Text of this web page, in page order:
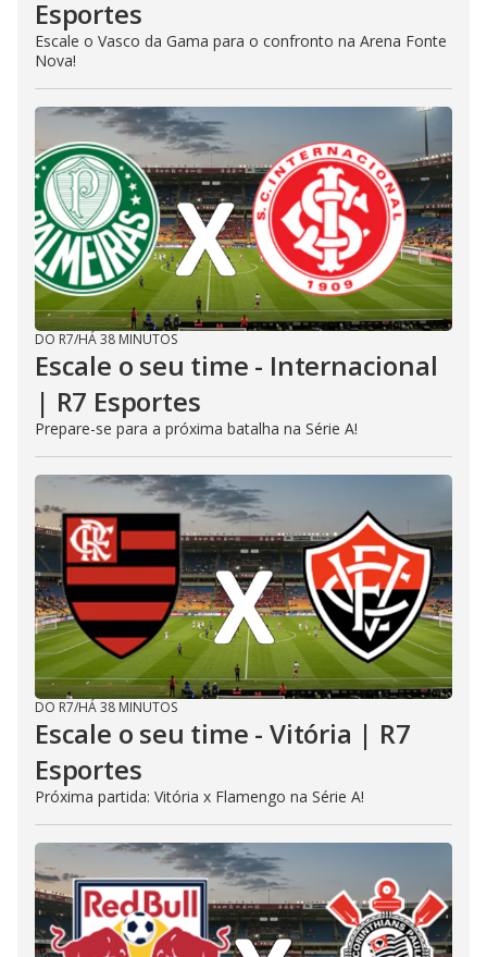
Esportes
Escale o Vasco da Gama para o confronto na Arena Fonte
Nova!
DO R7/HÁ 38 MINUTOS
Escale o seu time - Internacional
| R7 Esportes
Prepare-se para a próxima batalha na Série A!
DO R7/HÁ 38 MINUTOS
Escale o seu time - Vitória | R7
Esportes
Próxima partida: Vitória x Flamengo na Série A!